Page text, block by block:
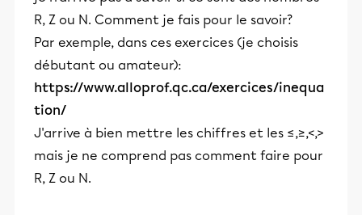
R, Z ou N. Comment je fais pour le savoir?
Par exemple, dans ces exercices (je choisis
débutant ou amateur):
https://www.alloprof.qc.ca/exercices/inequa
tion/
J'arrive à bien mettre les chiffres et les ≤,≥,<,>
mais je ne comprend pas comment faire pour
R, Z ou N.